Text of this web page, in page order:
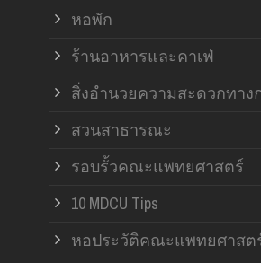
หอพัก
ร้านอาหารและคาเฟ่
สิ่งอำนวยความสะดวกทาง
สวนสาธารณะ
รอบรั้วคณะแพทยศาสตร์
10 MDCU Tips
หอประวัติคณะแพทยศาสต